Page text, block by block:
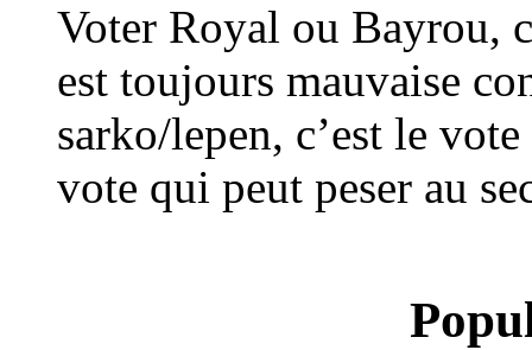
Voter Royal ou Bayrou,
est toujours mauvaise
sarko/lepen, c’est le
vote qui peut peser au